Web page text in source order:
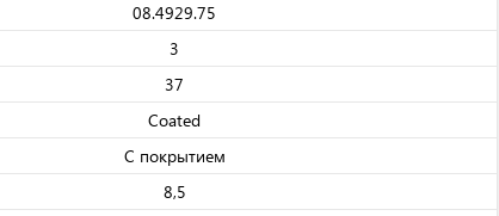
08.4929.75
3
37
Coated
С покрытием
8,5